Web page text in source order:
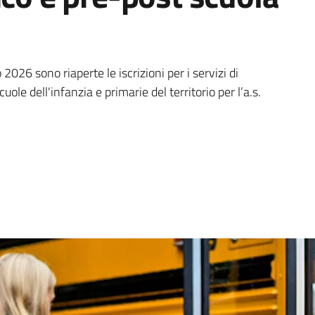
ai servizi di
sono riaperte le iscrizioni per i servizi di
dell'infanzia e primarie del territorio per l’a.s.